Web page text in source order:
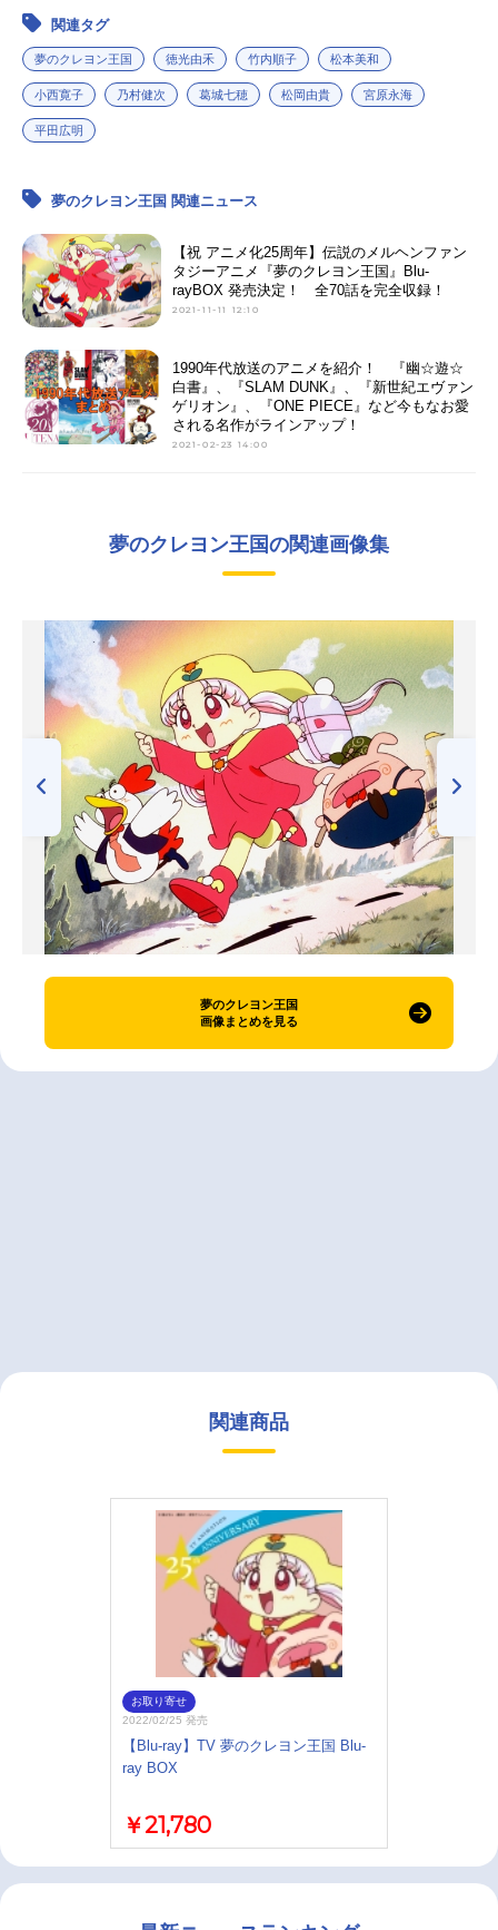
関連タグ
夢のクレヨン王国 徳光由禾 竹内順子 松本美和
小西寛子 乃村健次 葛城七穂 松岡由貴 宮原永海
平田広明
夢のクレヨン王国 関連ニュース
【祝 アニメ化25周年】伝説のメルヘンファン
タジーアニメ『夢のクレヨン王国』Blu-
rayBOX 発売決定！ 全70話を完全収録！
2021-11-11 12:10
1990年代放送のアニメを紹介！ 『幽☆遊☆
白書』、『SLAM DUNK』、『新世紀エヴァン
ゲリオン』、『ONE PIECE』など今もなお愛
される名作がラインアップ！
2021-02-23 14:00
夢のクレヨン王国の関連画像集
夢のクレヨン王国
画像まとめを見る
関連商品
お取り寄せ
2022/02/25 発売
【Blu-ray】TV 夢のクレヨン王国 Blu-
ray BOX
￥21,780